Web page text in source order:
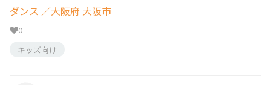
ダンス ／大阪府 大阪市
0
キッズ向け